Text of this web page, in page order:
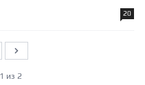
20
Следующий
из 2